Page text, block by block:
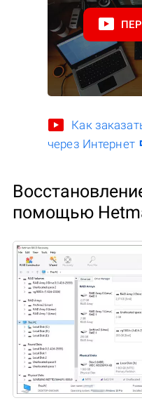
Как
через Интернет
помощью